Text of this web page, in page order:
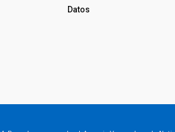
Datos